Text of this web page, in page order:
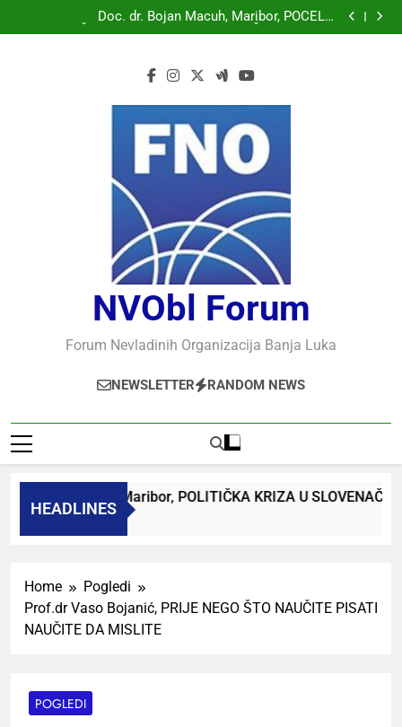
SLOVENAČKOM PARLAMENTU
Doc. dr. Bojan Macuh, Maribor, POČELO
OBILJEŽAVANJE 30 GODINA USPJEŠNOG RADA I
Prof.dr Vaso Bojanić, MOGU LI KOMPJUTERI POSTATI
Doc. dr. Bojan Macuh, Maribor, POLITIČKA KRIZA U
SLOVENAČKOM PARLAMENTU
Doc. dr. Bojan Macuh, Maribor, POČELO
RAZVOJA DEFENDOLOGIJE – POGLED IZ SLOVENIJE
AUTORITARNO LUDILO
NVObl Forum
Forum Nevladinih Organizacija Banja Luka
NEWSLETTER RANDOM NEWS
HEADLINES
Bojan Macuh, Maribor, POLITIČKA KRIZA U
Home
Pogledi
Prof.dr Vaso Bojanić, PRIJE NEGO ŠTO NAUČITE PISATI
NAUČITE DA MISLITE
POGLEDI